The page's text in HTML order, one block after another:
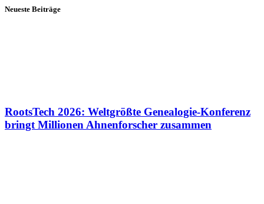
Neueste Beiträge
RootsTech 2026: Weltgrößte Genealogie-Konferenz
bringt Millionen Ahnenforscher zusammen